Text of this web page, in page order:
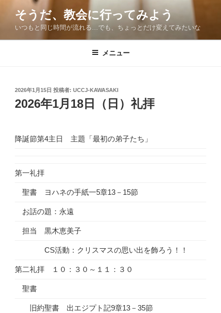
ン
そうだ、教会に行ってみよう
いつもと同じ時間が流れる…でも、ちょっとだけ変えてみたいな
メニュー
投
稿
日:
2026年1月15日 投稿者: UCCJ-KAWASAKI
2026年1月18日（日）礼拝
降誕節第4主日 主題「最初の弟子たち」
第一礼拝
聖書 ヨハネの手紙一5章13－15節
お話の題：永遠
担当 黒木恵美子
CS活動：クリスマスの思い出を飾ろう！！
第二礼拝 １０：３０～１１：３０
聖書
旧約聖書 出エジプト記9章13－35節